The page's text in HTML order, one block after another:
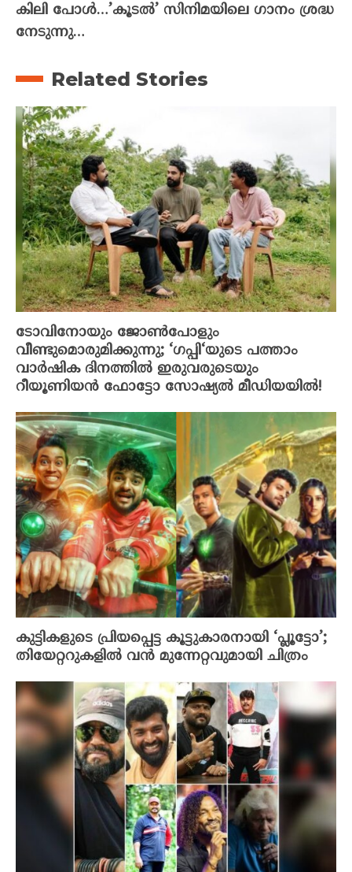
കിലി പോൾ…’കൂടൽ’ സിനിമയിലെ ഗാനം ശ്രദ്ധ
നേടുന്നു…
Related Stories
ടോവിനോയും ജോൺപോളും
വീണ്ടുമൊരുമിക്കുന്നു; ‘ഗപ്പി‘യുടെ പത്താം
വാർഷിക ദിനത്തിൽ ഇരുവരുടെയും
റീയൂണിയൻ ഫോട്ടോ സോഷ്യൽ മീഡിയയിൽ!
കുട്ടികളുടെ പ്രിയപ്പെട്ട കൂട്ടുകാരനായി ‘പ്ലൂട്ടോ’;
തിയേറ്ററുകളിൽ വൻ മുന്നേറ്റവുമായി ചിത്രം